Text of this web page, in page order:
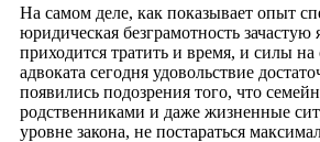
На самом деле, как показывает опыт
юридическая безграмотность
приходится тратить и время, и силы на
адвоката сегодня удовольствие
появились подозрения того, что
родственниками и даже жизненные
уровне закона, не постараться